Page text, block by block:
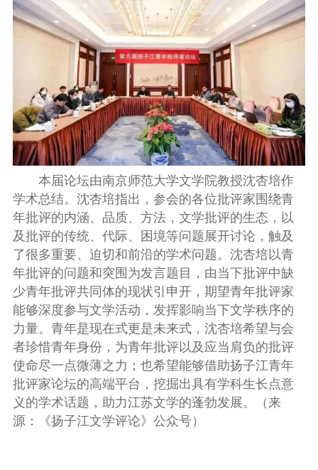
本届论坛由南京师范大学文学院教授沈杏培作
学术总结。沈杏培指出，参会的各位批评家围绕青
年批评的内涵、品质、方法，文学批评的生态，以
及批评的传统、代际、困境等问题展开讨论，触及
了很多重要、迫切和前沿的学术问题。沈杏培以青
年批评的问题和突围为发言题目，由当下批评中缺
少青年批评共同体的现状引申开，期望青年批评家
能够深度参与文学活动，发挥影响当下文学秩序的
力量。青年是现在式更是未来式，沈杏培希望与会
者珍惜青年身份，为青年批评以及应当肩负的批评
使命尽一点微薄之力；也希望能够借助扬子江青年
批评家论坛的高端平台，挖掘出具有学科生长点意
义的学术话题，助力江苏文学的蓬勃发展。（来
源：《扬子江文学评论》公众号）